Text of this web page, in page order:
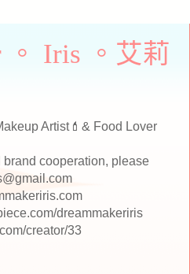
。 Iris 。艾莉
Artist💄& Food Lover
cooperation, please
dreammakeriris
creator/33